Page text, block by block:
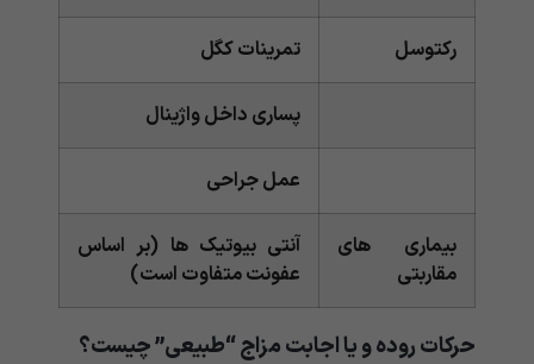
رکتوسل تمرینات کگل
پساری داخل واژینال
عمل جراحی
بیماری های
مقاربتی
آنتی بیوتیک ها (بر اساس
عفونت متفاوت است)
حرکات روده و یا اجابت مزاج “طبیعی” چیست؟